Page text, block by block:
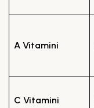
A Vitamini
C Vitamini